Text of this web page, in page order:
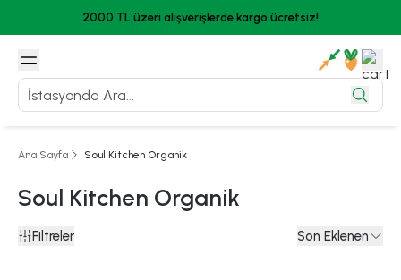
2000 TL üzeri alışverişlerde kargo ücretsiz!
Ana Sayfa Soul Kitchen Organik
Soul Kitchen Organik
Filtreler Son Eklenen